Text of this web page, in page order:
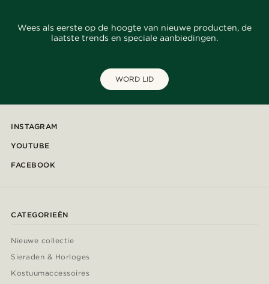
Wees als eerste op de hoogte van nieuwe producten, de
laatste trends en speciale aanbiedingen.
WORD LID
INSTAGRAM
YOUTUBE
FACEBOOK
CATEGORIEËN
Nieuwe collectie
Sieraden & Horloges
Kostuumaccessoires